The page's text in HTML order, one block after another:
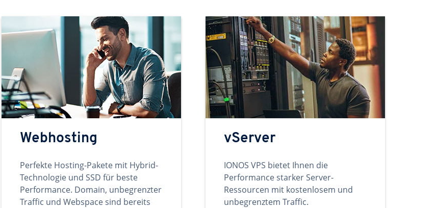
Webhosting
Perfekte Hosting-Pakete mit Hybrid-
Technologie und SSD für beste
Performance. Domain, unbegrenzter
Traffic und Webspace sind bereits
vServer
IONOS VPS bietet Ihnen die
Performance starker Server-
Ressourcen mit kostenlosem und
unbegrenztem Traffic.